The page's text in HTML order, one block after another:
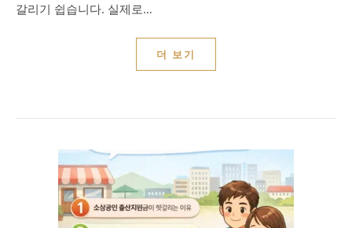
갈리기 쉽습니다. 실제로…
더 보기